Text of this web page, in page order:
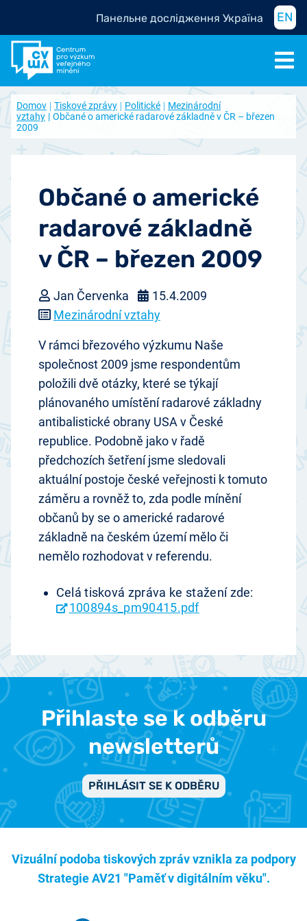
Панельне дослідження Україна EN
Domov Tiskové zprávy Politické
Mezinárodní
vztahy
Občané o americké radarové základně v ČR – březen
2009
Občané o americké
radarové základně
v ČR – březen 2009
Jan Červenka
15.4.2009
Mezinárodní vztahy
V rámci březového výzkumu Naše
společnost 2009 jsme respondentům
položili dvě otázky, které se týkají
plánovaného umístění radarové základny
antibalistické obrany USA v České
republice. Podobně jako v řadě
předchozích šetření jsme sledovali
aktuální postoje české veřejnosti k tomuto
záměru a rovněž to, zda podle mínění
občanů by se o americké radarové
základně na českém území mělo či
nemělo rozhodovat v referendu.
Celá tisková zpráva ke stažení zde:
100894s_pm90415.pdf
Přihlaste se k odběru
newsletterů
PŘIHLÁSIT SE K ODBĚRU
Vizuální podoba tiskových zpráv vznikla za podpory
Strategie AV21 "Paměť v digitálním věku".